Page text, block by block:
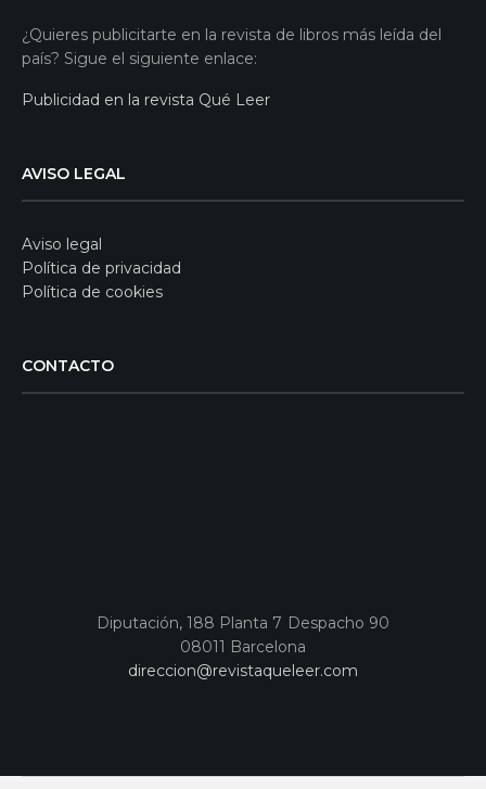
¿Quieres publicitarte en la revista de libros más leída del
país? Sigue el siguiente enlace:
Publicidad en la revista Qué Leer
AVISO LEGAL
Aviso legal
Política de privacidad
Política de cookies
CONTACTO
Diputación, 188 Planta 7 Despacho 90
08011 Barcelona
direccion@revistaqueleer.com